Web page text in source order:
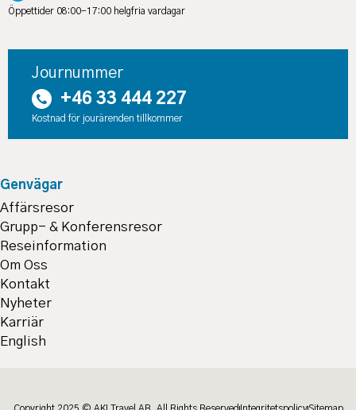
Journummer
+46 33 444 227
Kostnad för jourärenden tillkommer
Öppettider 08:00-17:00 helgfria vardagar
Genvägar
Affärsresor
Grupp- & Konferensresor
Reseinformation
Om Oss
Kontakt
Nyheter
Karriär
English